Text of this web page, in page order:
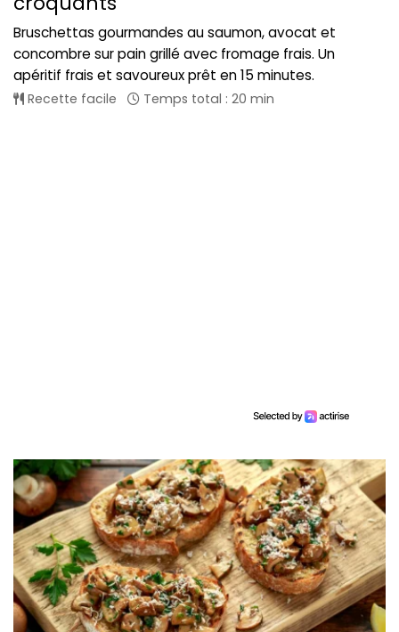
Bruschettas gourmandes au saumon, avocat et
concombre sur pain grillé avec fromage frais. Un
apéritif frais et savoureux prêt en 15 minutes.
Recette facile Temps total : 20 min